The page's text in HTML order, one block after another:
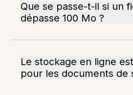
Que se passe-t-il si un
dépasse 100 Mo ?
Le stockage en ligne
pour les documents de